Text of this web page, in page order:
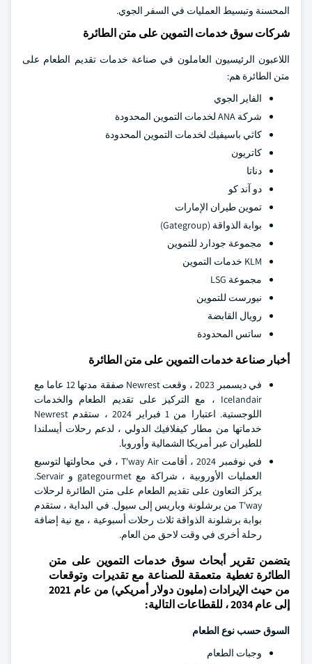
المحسنة وتبسيط العمليات في السفر الجوي.
شركات سوق خدمات التموين على متن الطائرة
اللاعبون الرئيسيون العاملون في صناعة خدمات تقديم الطعام على
متن الطائرة هم:
الفاير الجوي
شركة ANA لخدمات التموين المحدودة
كاثي باسيفيك لخدمات التموين المحدودة
كاتريون
دناتا
دو آند كو
تموين طيران الإمارات
بوابة الذواقة (Gategroup)
مجموعة جودارد للتموين
KLM خدمات التموين
مجموعة LSG
نيورست للتموين
رويال القابضة
ساتس المحدودة
أخبار صناعة خدمات التموين على متن الطائرة
في ديسمبر 2023 ، وقعت Newrest صفقة مدتها 12 عاما مع
Icelandair ، مع التركيز على تقديم الطعام والخدمات
اللوجستية. اعتبارا من 1 فبراير 2024 ، ستقدم Newrest
خدماتها من مطار كيفلافيك الدولي ، لدعم رحلات أيسلندا
للطيران عبر أمريكا الشمالية وأوروبا.
في نوفمبر 2024 ، أقامت T'way Air ، في محاولتها لتوسيع
العمليات الأوروبية ، شراكة مع gategourmet و Servair.
يركز التعاون على تقديم الطعام على متن الطائرة لرحلات
T'way من برشلونة وباريس إلى سيول. في البداية ، ستقدم
بوابة برشلونة الذواقة ثلاث رحلات أسبوعية ، مع نية إضافة
رحلة أخرى في وقت لاحق من العام.
يتضمن تقرير أبحاث سوق خدمات التموين على متن
الطائرة تغطية متعمقة للصناعة مع تقديرات وتوقعات
من حيث الإيرادات (مليون دولار أمريكي) من عام 2021
إلى عام 2034 ، للقطاعات التالية:
السوق حسب نوع الطعام
وجبات الطعام